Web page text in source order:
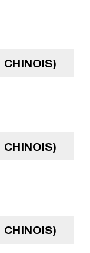
CHINOIS)
CHINOIS)
CHINOIS)